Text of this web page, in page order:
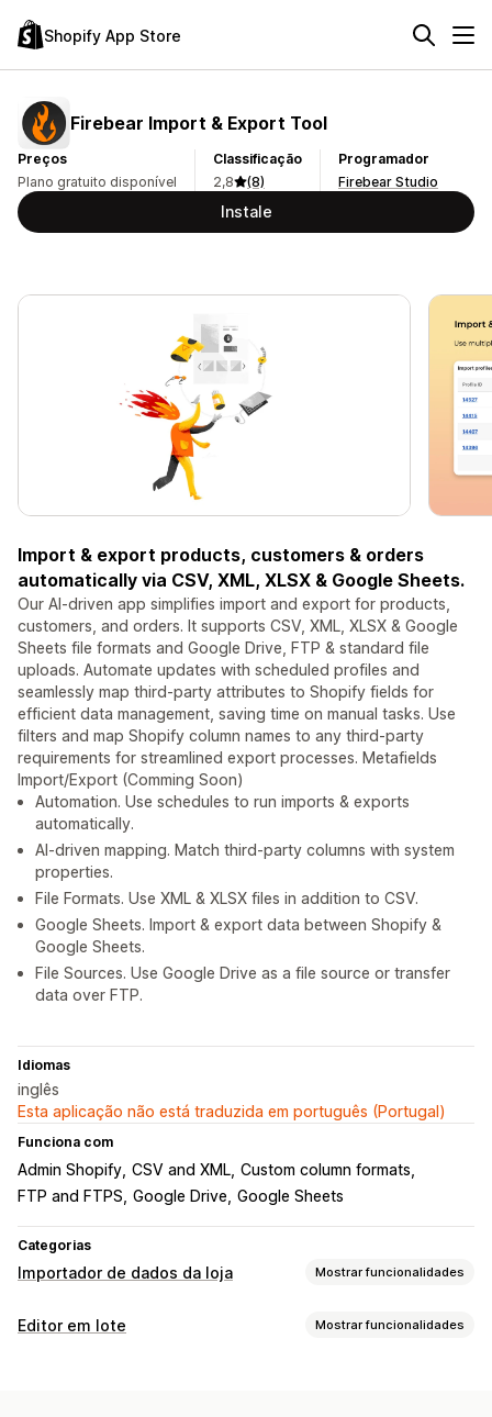
Shopify App Store
Firebear Import & Export Tool
Preços
Plano gratuito disponível
Classificação
2,8
(8)
Programador
Firebear Studio
Instale
Import & export products, customers & orders
automatically via CSV, XML, XLSX & Google Sheets.
Our AI-driven app simplifies import and export for products,
customers, and orders. It supports CSV, XML, XLSX & Google
Sheets file formats and Google Drive, FTP & standard file
uploads. Automate updates with scheduled profiles and
seamlessly map third-party attributes to Shopify fields for
efficient data management, saving time on manual tasks. Use
filters and map Shopify column names to any third-party
requirements for streamlined export processes. Metafields
Import/Export (Comming Soon)
Automation. Use schedules to run imports & exports
automatically.
AI-driven mapping. Match third-party columns with system
properties.
File Formats. Use XML & XLSX files in addition to CSV.
Google Sheets. Import & export data between Shopify &
Google Sheets.
File Sources. Use Google Drive as a file source or transfer
data over FTP.
Idiomas
inglês
Esta aplicação não está traduzida em português (Portugal)
Funciona com
Admin Shopify CSV and XML Custom column formats
FTP and FTPS Google Drive Google Sheets
Categorias
Importador de dados da loja Mostrar funcionalidades
Sincronização de dados
Editor em lote Mostrar funcionalidades